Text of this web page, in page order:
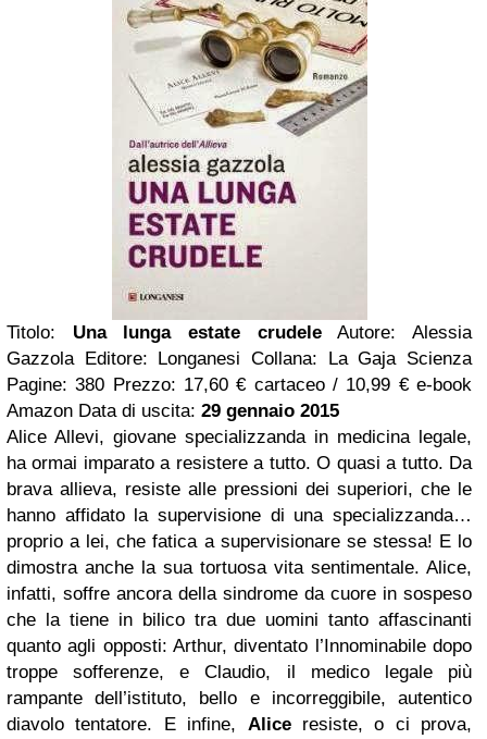
Titolo: Una lunga estate crudeleAutore: Alessia
Gazzola Editore: Longanesi Collana: La Gaja Scienza
Pagine: 380 Prezzo: 17,60 € cartaceo / 10,99 € e-book
Amazon Data di uscita: 29 gennaio 2015
Alice Allevi, giovane specializzanda in medicina legale,
ha ormai imparato a resistere a tutto. O quasi a tutto. Da
brava allieva, resiste alle pressioni dei superiori, che le
hanno affidato la supervisione di una specializzanda…
proprio a lei, che fatica a supervisionare se stessa! E lo
dimostra anche la sua tortuosa vita sentimentale. Alice,
infatti, soffre ancora della sindrome da cuore in sospeso
che la tiene in bilico tra due uomini tanto affascinanti
quanto agli opposti: Arthur, diventato l’Innominabile dopo
troppe sofferenze, e Claudio, il medico legale più
rampante dell’istituto, bello e incorreggibile, autentico
diavolo tentatore. E infine, Aliceresiste, o ci prova,